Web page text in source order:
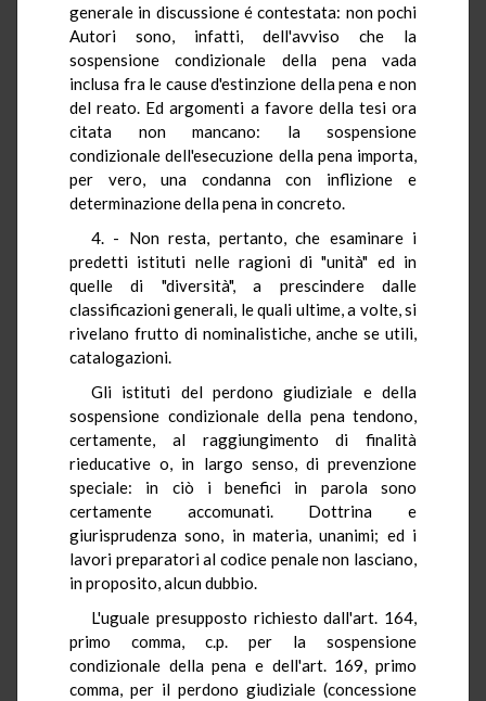
generale in discussione é contestata: non pochi
Autori sono, infatti, dell'avviso che la
sospensione condizionale della pena vada
inclusa fra le cause d'estinzione della pena e non
del reato. Ed argomenti a favore della tesi ora
citata non mancano: la sospensione
condizionale dell'esecuzione della pena importa,
per vero, una condanna con inflizione e
determinazione della pena in concreto.
4. - Non resta, pertanto, che esaminare i
predetti istituti nelle ragioni di "unità" ed in
quelle di "diversità", a prescindere dalle
classificazioni generali, le quali ultime, a volte, si
rivelano frutto di nominalistiche, anche se utili,
catalogazioni.
Gli istituti del perdono giudiziale e della
sospensione condizionale della pena tendono,
certamente, al raggiungimento di finalità
rieducative o, in largo senso, di prevenzione
speciale: in ciò i benefici in parola sono
certamente accomunati. Dottrina e
giurisprudenza sono, in materia, unanimi; ed i
lavori preparatori al codice penale non lasciano,
in proposito, alcun dubbio.
L'uguale presupposto richiesto dall'art. 164,
primo comma, c.p. per la sospensione
condizionale della pena e dell'art. 169, primo
comma, per il perdono giudiziale (concessione